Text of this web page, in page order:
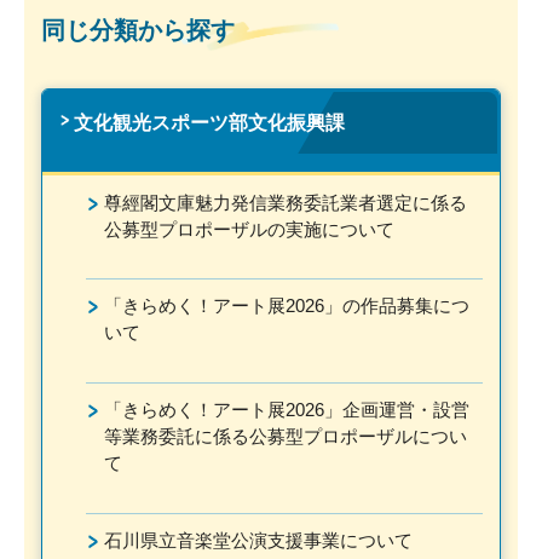
同じ分類から探す
文化観光スポーツ部文化振興課
尊經閣文庫魅力発信業務委託業者選定に係る
公募型プロポーザルの実施について
「きらめく！アート展2026」の作品募集につ
いて
「きらめく！アート展2026」企画運営・設営
等業務委託に係る公募型プロポーザルについ
て
石川県立音楽堂公演支援事業について